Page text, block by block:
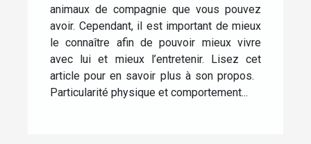
animaux de compagnie que vous pouvez
avoir. Cependant, il est important de mieux
le connaître afin de pouvoir mieux vivre
avec lui et mieux l’entretenir. Lisez cet
article pour en savoir plus à son propos.
Particularité physique et comportement...